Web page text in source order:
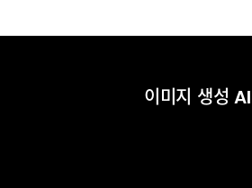
이미지 생성